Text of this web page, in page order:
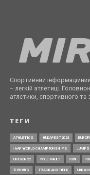
Спортивний
– легкій атлетиці.
атлетики, спортивного
ТЕГИ
ATHLETICS BUDAPEST2023
IAAF WORLD CHAMPIONSHIPS JUMPS
OREGON22 POLE VAULT RUN
THROWS TRACK AND FIELD